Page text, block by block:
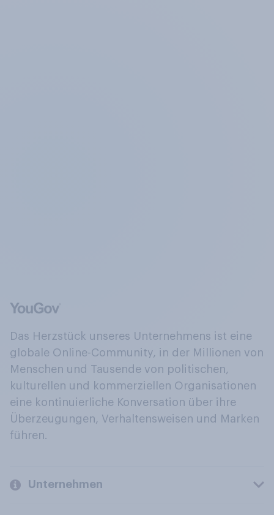
Das Herzstück unseres Unternehmens ist eine
globale Online-Community, in der Millionen von
Menschen und Tausende von politischen,
kulturellen und kommerziellen Organisationen
eine kontinuierliche Konversation über ihre
Überzeugungen, Verhaltensweisen und Marken
führen.
Unternehmen